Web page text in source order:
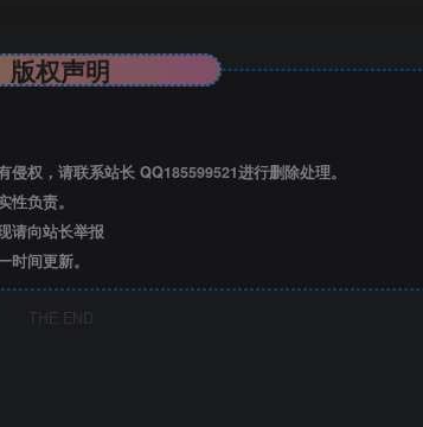
版权声明
侵权，请联系站长 QQ185599521进行删除处理。
负责。
请向站长举报
间更新。
THE END